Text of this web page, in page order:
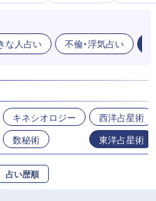
な人占い 不倫・浮気占い
キネシオロジー
数秘術
西洋占星術
東洋占星術
占い歴順